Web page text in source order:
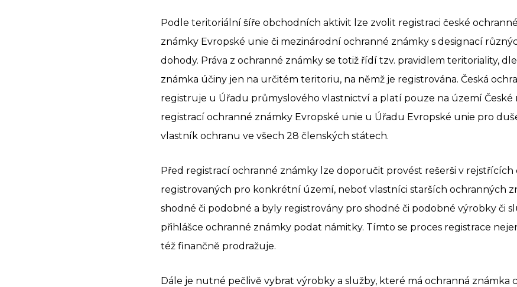
Podle teritoriální šíře obchodních aktivit lze zvolit registraci české
známky Evropské unie či mezinárodní ochranné známky s designací
dohody. Práva z ochranné známky se totiž řídí tzv. pravidlem teritoriality,
známka účiny jen na určitém teritoriu, na němž je registrována. Česká
registruje u Úřadu průmyslového vlastnictví a platí pouze na území České
registrací ochranné známky Evropské unie u Úřadu Evropské unie pro
vlastník ochranu ve všech 28 členských státech.
Před registrací ochranné známky lze doporučit provést rešerši v
registrovaných pro konkrétní území, neboť vlastníci starších ochranných
shodné či podobné a byly registrovány pro shodné či podobné výrobky či
přihlášce ochranné známky podat námitky. Tímto se proces registrace
též finančně prodražuje.
Dále je nutné pečlivě vybrat výrobky a služby, které má ochranná známka